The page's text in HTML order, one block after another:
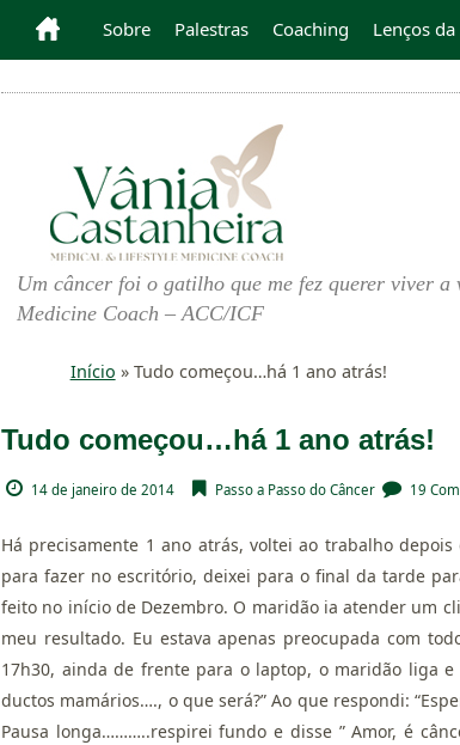
Sobre Palestras Coaching Lenços
Um câncer foi o gatilho que me fez querer viver
Medicine Coach – ACC/ICF
Início » Tudo começou…há 1 ano atrás!
Tudo começou…há 1 ano atrás!
14 de janeiro de 2014 Passo a Passo do Câncer 19
Há precisamente 1 ano atrás, voltei ao trabalho
para fazer no escritório, deixei para o final da tarde
feito no início de Dezembro. O maridão ia atender um
meu resultado. Eu estava apenas preocupada com
17h30, ainda de frente para o laptop, o maridão liga
ductos mamários…., o que será?” Ao que respondi:
Pausa longa………..respirei fundo e disse ” Amor, é